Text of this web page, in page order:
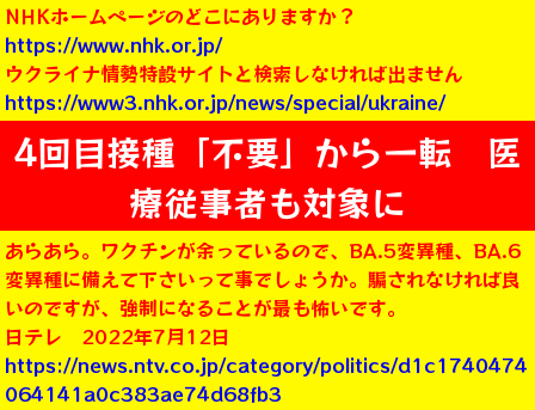
NHKホームページのどこにありますか？
https://www.nhk.or.jp/
ウクライナ情勢特設サイトと検索しなければ出ません
https://www3.nhk.or.jp/news/special/ukraine/
4回目接種「不要」から一転 医
療従事者も対象に
あらあら。ワクチンが余っているので、BA.5変異種、BA.6
変異種に備えて下さいって事でしょうか。騙されなければ良
いのですが、強制になることが最も怖いです。
日テレ 2022年7月12日
https://news.ntv.co.jp/category/politics/d1c1740474
064141a0c383ae74d68fb3